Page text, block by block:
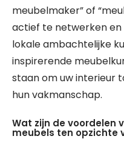
meubelmaker” of
actief te netwerken en
lokale ambachtelijke
inspirerende
staan om uw interieur
hun vakmanschap.
Wat zijn de voordelen
meubels ten opzichte